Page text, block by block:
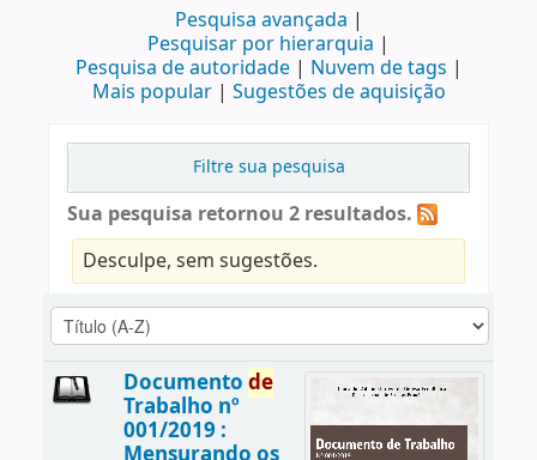
Pesquisa avançada
Pesquisar por hierarquia
Pesquisa de autoridade
Nuvem de tags
Mais popular
Sugestões de aquisição
Filtre sua pesquisa
Sua pesquisa retornou 2 resultados.
Desculpe, sem sugestões.
Documento de
Trabalho nº
001/2019 :